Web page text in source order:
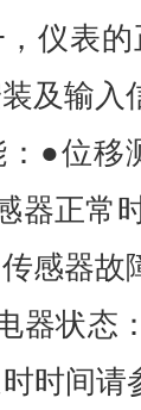
仪表
及输入
：●位移
器正常
感器故
器状态
时间请